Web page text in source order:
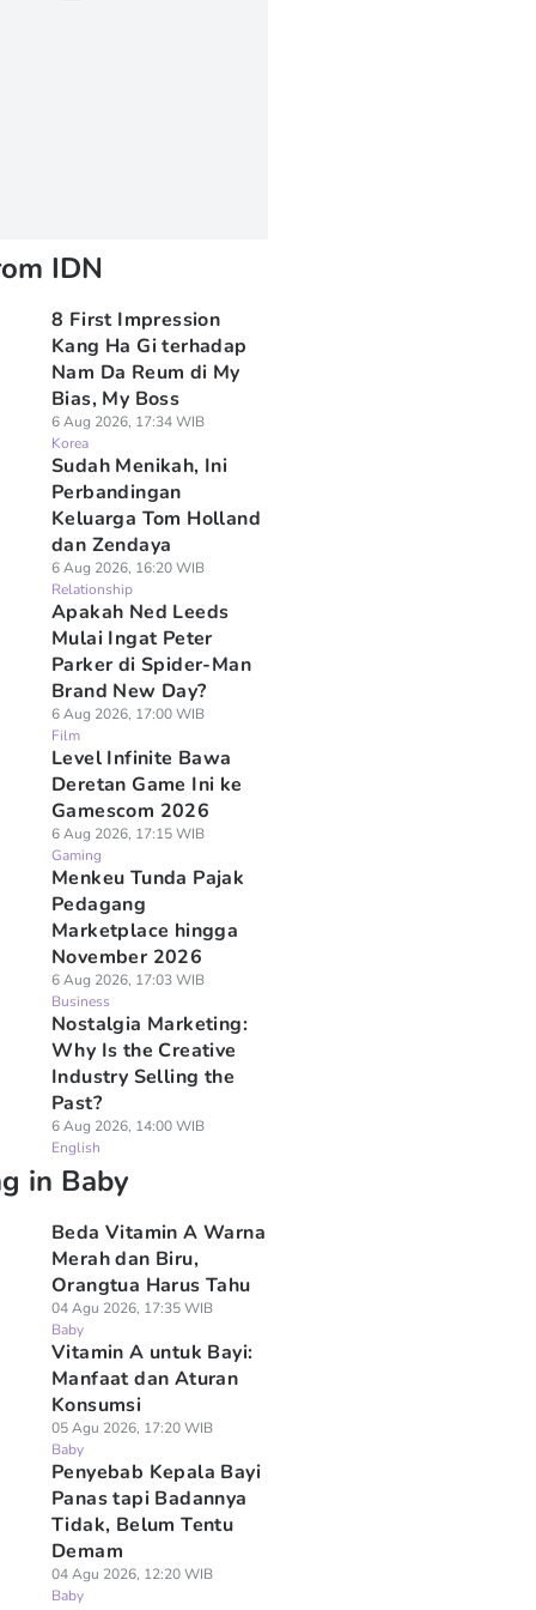
IDN
8 First Impression
Kang Ha Gi terhadap
Nam Da Reum di My
Bias, My Boss
6 Aug 2026, 17:34 WIB
Korea
Sudah Menikah, Ini
Perbandingan
Keluarga Tom Holland
dan Zendaya
6 Aug 2026, 16:20 WIB
Relationship
Apakah Ned Leeds
Mulai Ingat Peter
Parker di Spider-Man
Brand New Day?
6 Aug 2026, 17:00 WIB
Film
Level Infinite Bawa
Deretan Game Ini ke
Gamescom 2026
6 Aug 2026, 17:15 WIB
Gaming
Menkeu Tunda Pajak
Pedagang
Marketplace hingga
November 2026
6 Aug 2026, 17:03 WIB
Business
Nostalgia Marketing:
Why Is the Creative
Industry Selling the
Past?
6 Aug 2026, 14:00 WIB
English
in Baby
Beda Vitamin A Warna
Merah dan Biru,
Orangtua Harus Tahu
04 Agu 2026, 17:35 WIB
Baby
Vitamin A untuk Bayi:
Manfaat dan Aturan
Konsumsi
05 Agu 2026, 17:20 WIB
Baby
Penyebab Kepala Bayi
Panas tapi Badannya
Tidak, Belum Tentu
Demam
04 Agu 2026, 12:20 WIB
Baby